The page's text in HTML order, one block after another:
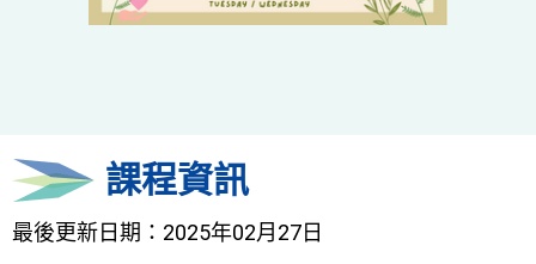
課程資訊
最後更新日期：2025年02月27日